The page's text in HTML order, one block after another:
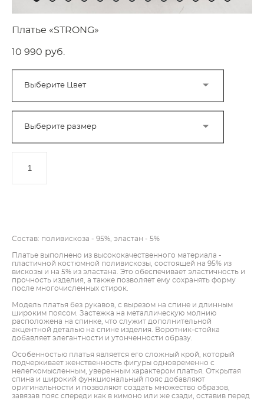
Платье «STRONG»
10 990 pуб.
Выберите Цвет
Выберите размер
Состав: поливискоза - 95%, эластан - 5%
Платье выполнено из высококачественного материала -
пластичной костюмной поливискозы, состоящей на 95% из
вискозы и на 5% из эластана. Это обеспечивает эластичность и
прочность изделия, а также позволяет ему сохранять форму
после многочисленных стирок.
Модель платья без рукавов, с вырезом на спине и длинным
широким поясом. Застежка на металлическую молнию
расположена на спинке, что служит дополнительной
акцентной деталью на спине изделия. Воротник-стойка
добавляет элегантности и утонченности образу.
Особенностью платья является его сложный крой, который
подчеркивает женственность фигуры одновременно с
нелегкомысленным, уверенным характером платья. Открытая
спина и широкий функциональный пояс добавляют
оригинальности и позволяют создать множество образов,
завязав пояс спереди как в кимоно или же сзади, оставив перед